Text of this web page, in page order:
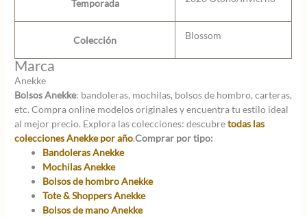
Temporada
Colección Blossom
Marca
Anekke
Bolsos Anekke: bandoleras, mochilas, bolsos de hombro, carteras,
etc. Compra online modelos originales y encuentra tu estilo ideal
al mejor precio. Explora las colecciones: descubretodas las
colecciones Anekke por año.Comprar por tipo:
Bandoleras Anekke
Mochilas Anekke
Bolsos de hombro Anekke
Tote & Shoppers Anekke
Bolsos de mano Anekke